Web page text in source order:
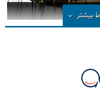
گیلان
بیشتر